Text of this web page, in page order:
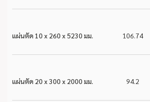
แผ่นตัด 10 x 260 x 5230 มม. 106.74
แผ่นตัด 20 x 300 x 2000 มม. 94.2